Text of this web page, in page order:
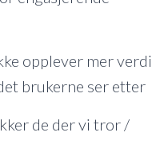
opplever mer verdi
brukerne ser etter
de der vi tror /